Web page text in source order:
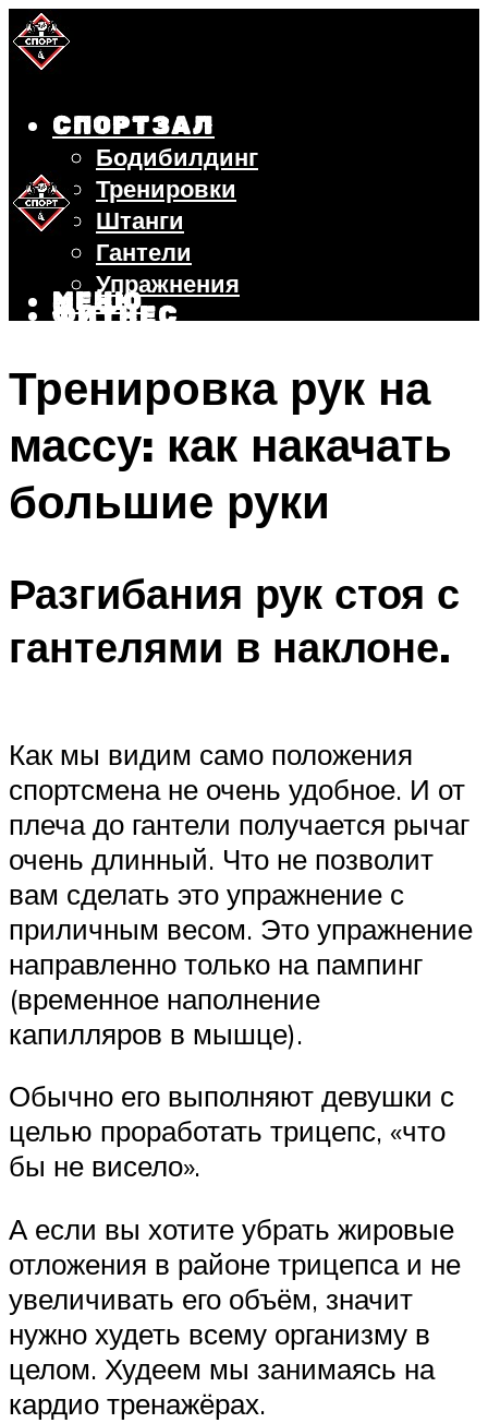
СПОРТЗАЛ
Бодибилдинг
Тренировки
Штанги
Гантели
Упражнения
ФИТНЕС
ВЕЛОСИПЕД
ПОХУДЕНИЕ
МЕНЮ
МЕНЮ
Тренировка рук на
массу: как накачать
большие руки
Разгибания рук стоя с
гантелями в наклоне.
Как мы видим само положения
спортсмена не очень удобное. И от
плеча до гантели получается рычаг
очень длинный. Что не позволит
вам сделать это упражнение с
приличным весом. Это упражнение
направленно только на пампинг
(временное наполнение
капилляров в мышце).
Обычно его выполняют девушки с
целью проработать трицепс, «что
бы не висело».
А если вы хотите убрать жировые
отложения в районе трицепса и не
увеличивать его объём, значит
нужно худеть всему организму в
целом. Худеем мы занимаясь на
кардио тренажёрах.